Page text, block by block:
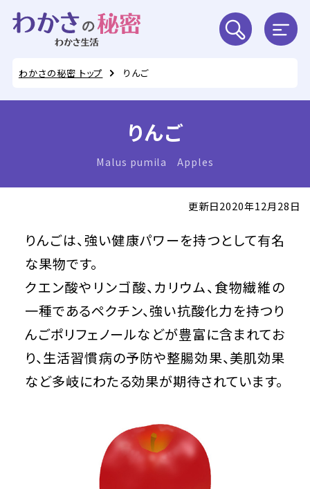
わかさの秘密 トップ りんご
りんご
Malus pumila Apples
更新日2020年12月28日
りんごは、強い健康パワーを持つとして有名
な果物です。
クエン酸やリンゴ酸、カリウム、食物繊維の
一種であるペクチン、強い抗酸化力を持つり
んごポリフェノールなどが豊富に含まれてお
り、生活習慣病の予防や整腸効果、美肌効果
など多岐にわたる効果が期待されています。